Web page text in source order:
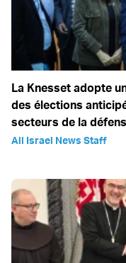
La Knesset adopte
des élections
secteurs de la
All Israel News Staff